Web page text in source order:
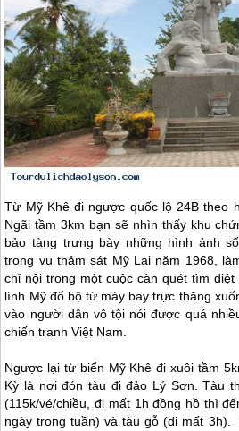
Từ Mỹ Khê đi ngược quốc lộ 24B theo
Ngãi tầm 3km bạn sẽ nhìn thấy khu
bảo tàng trưng bày những hình ảnh
trong vụ thảm sát Mỹ Lai năm 1968,
chỉ nội trong một cuộc càn quét tìm
lính Mỹ đổ bộ từ máy bay trực thăng
vào người dân vô tội nói được quá
chiến tranh Việt Nam.
Ngược lại từ biển Mỹ Khê đi xuôi tầm
Kỳ là nơi đón tàu điđảo Lý Sơn. Tàu
(115k/vé/chiều, đi mất 1h đồng hồ thì
ngày trong tuần) và tàu gỗ (đi mất 3h).